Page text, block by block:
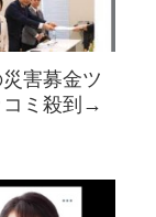
害募金ツ
コミ殺到→